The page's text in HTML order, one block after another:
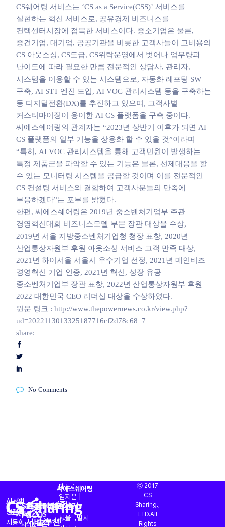
CS쉐어링 서비스는 ‘CS as a Service(CSS)’ 서비스를
실현하는 혁신 서비스로, 공유경제 비즈니스를
컨택센터시장에 접목한 서비스이다. 중소기업은 물론,
중견기업, 대기업, 공공기관을 비롯한 고객사들이 고비용의
CS 아웃소싱, CS도급, CS위탁운영에서 벗어나 업무량과
난이도에 따라 필요한 만큼 전문적인 상담사, 관리자,
시스템을 이용할 수 있는 시스템으로, 자동화 레포팅 SW
구축, AI STT 엔진 도입, AI VOC 관리시스템 등을 구축하는
등 디지털전환(DX)를 추진하고 있으며, 고객사별
커스터마이징이 용이한 AI CS 플랫폼을 구축 중이다.
씨에스쉐어링의 관계자는 “2023년 상반기 이후가 되면 AI
CS 플랫폼의 일부 기능을 상용화 할 수 있을 것”이라며
“특히, AI VOC 관리시스템을 통해 고객민원이 발생하는
특정 제품군을 파악할 수 있는 기능은 물론, 선제대응을 할
수 있는 모니터링 시스템을 공급할 것이며 이를 전문적인
CS 컨설팅 서비스와 결합하여 고객사분들의 만족에
부응하겠다”는 포부를 밝혔다.
한편, 씨에스쉐어링은 2019년 중소벤처기업부 주관
경영혁신대회 비즈니스모델 부문 장관 대상을 수상,
2019년 서울 지방중소벤처기업청 청장 표창, 2020년
산업통상자원부 후원 아웃소싱 서비스 고객 만족 대상,
2021년 하이서울 서울시 우수기업 선정, 2021년 메인비즈
경영혁신 기업 인증, 2021년 혁신, 성장 유공
중소벤처기업부 장관 표창, 2022년 산업통상자원부 후원
2022 대한민국 CEO 리더십 대상을 수상하였다.
원문 링크 : http://www.thepowernews.co.kr/view.php?
ud=2022113013325187716cf2d78c68_7
share:
No Comments
AI
상담과
자동화
도입
문의
|
전화
문의
|
CS대행
서비스
CS
토탈
서비스
프리미엄
(CX)
서비스
운영
진단
서비스
AI
CS
솔루션
OASIS
AI
바로가기
회사소개
서비스
씨에스쉐어링
(주)
대표 :
임지은 |
주소 :
서울특별시
ⓒ 2017
CS
Sharing.,
LTD.All
Rights